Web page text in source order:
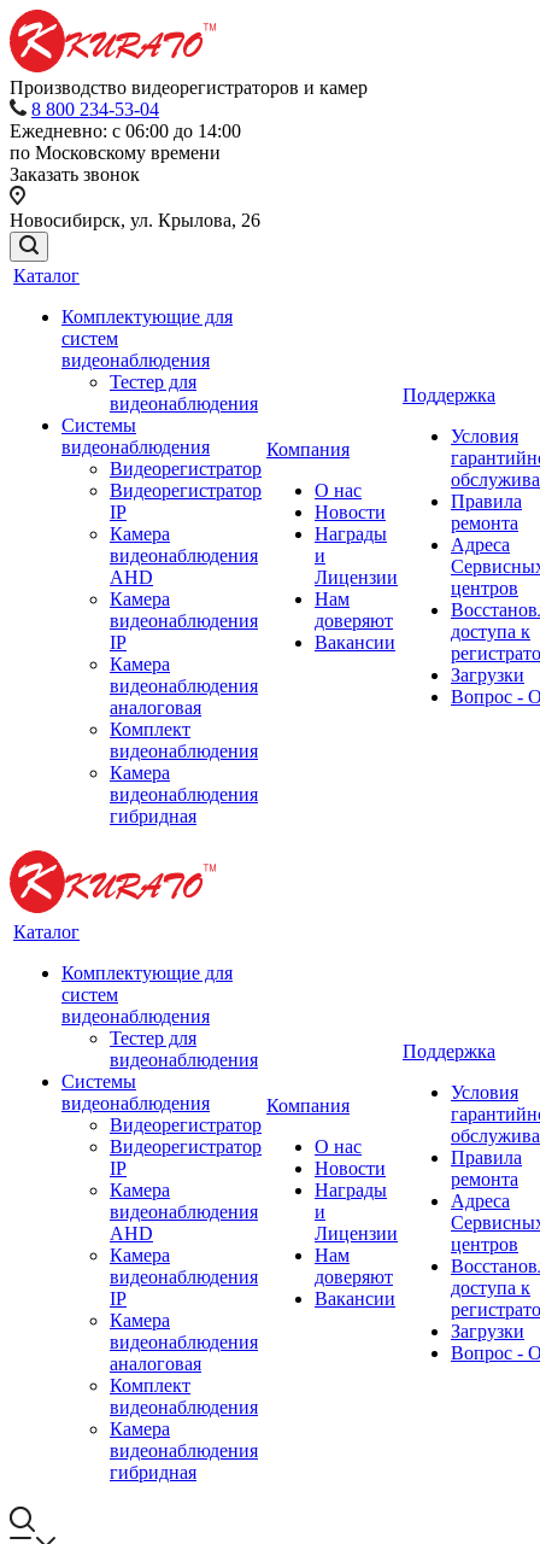
Производство видеорегистраторов и камер
8 800 234-53-04
Ежедневно: с 06:00 до 14:00
по Московскому времени
Заказать звонок
Новосибирск, ул. Крылова, 26
Каталог
Комплектующие для
систем
видеонаблюдения
Тестер для
видеонаблюдения
Системы
видеонаблюдения
Видеорегистратор
Видеорегистратор
IP
Камера
видеонаблюдения
AHD
Камера
видеонаблюдения
IP
Камера
видеонаблюдения
аналоговая
Комплект
видеонаблюдения
Камера
видеонаблюдения
гибридная
Компания
О нас
Новости
Награды
и
Лицензии
Нам
доверяют
Вакансии
Поддержка
Условия
Правила
ремонта
Адреса
центров
доступа к
Загрузки
Вопрос -
Каталог
Комплектующие для
систем
видеонаблюдения
Тестер для
видеонаблюдения
Системы
видеонаблюдения
Видеорегистратор
Видеорегистратор
IP
Камера
видеонаблюдения
AHD
Камера
видеонаблюдения
IP
Камера
видеонаблюдения
аналоговая
Комплект
видеонаблюдения
Камера
видеонаблюдения
гибридная
Компания
О нас
Новости
Награды
и
Лицензии
Нам
доверяют
Вакансии
Поддержка
Условия
Правила
ремонта
Адреса
центров
доступа к
Загрузки
Вопрос -